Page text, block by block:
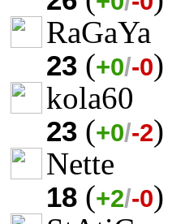
RaGaYa
23 (+0/-0)
kola60
23 (+0/-2)
Nette
18 (+2/-0)